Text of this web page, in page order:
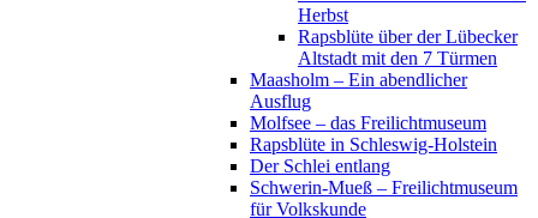
Herbst
Rapsblüte über der Lübecker
Altstadt mit den 7 Türmen
Maasholm – Ein abendlicher
Ausflug
Molfsee – das Freilichtmuseum
Rapsblüte in Schleswig-Holstein
Der Schlei entlang
Schwerin-Mueß – Freilichtmuseum
für Volkskunde